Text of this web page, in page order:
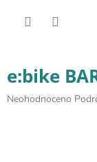
e:bike
Průměrné
Neohodnoceno